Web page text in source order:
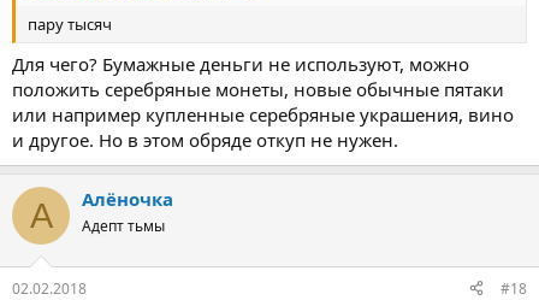
пару тысяч
Для чего? Бумажные деньги не используют, можно
положить серебряные монеты, новые обычные пятаки
или например купленные серебряные украшения, вино
и другое. Но в этом обряде откуп не нужен.
А Алёночка
Адепт тьмы
02.02.2018 #18